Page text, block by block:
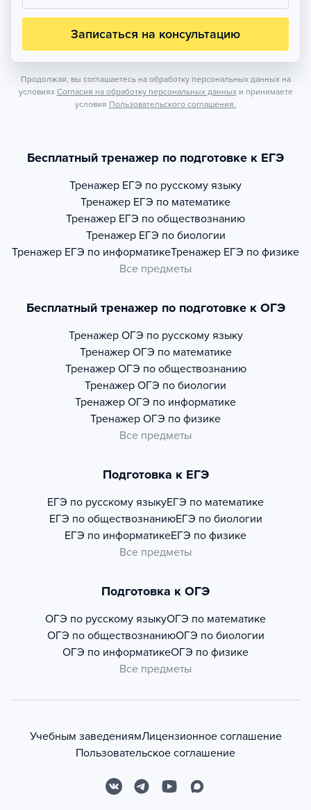
Записаться на консультацию
Продолжая, вы соглашаетесь на обработку персональных данных на
условиях Согласия на обработку персональных данных и принимаете
условия Пользовательского соглашения.
Бесплатный тренажер по подготовке к ЕГЭ
Тренажер ЕГЭ по русскому языку
Тренажер ЕГЭ по математике
Тренажер ЕГЭ по обществознанию
Тренажер ЕГЭ по биологии
Тренажер ЕГЭ по информатикеТренажер ЕГЭ по физике
Все предметы
Бесплатный тренажер по подготовке к ОГЭ
Тренажер ОГЭ по русскому языку
Тренажер ОГЭ по математике
Тренажер ОГЭ по обществознанию
Тренажер ОГЭ по биологии
Тренажер ОГЭ по информатике
Тренажер ОГЭ по физике
Все предметы
Подготовка к ЕГЭ
ЕГЭ по русскому языкуЕГЭ по математике
ЕГЭ по обществознаниюЕГЭ по биологии
ЕГЭ по информатикеЕГЭ по физике
Все предметы
Подготовка к ОГЭ
ОГЭ по русскому языкуОГЭ по математике
ОГЭ по обществознаниюОГЭ по биологии
ОГЭ по информатикеОГЭ по физике
Все предметы
Учебным заведениямЛицензионное соглашение
Пользовательское соглашение